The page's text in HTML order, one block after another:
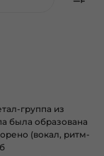
-группа из
была образована
(вокал, ритм-